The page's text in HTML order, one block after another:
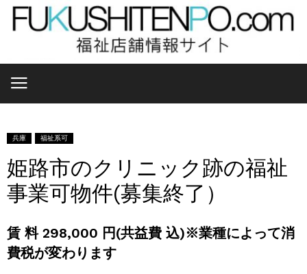
兵庫 福祉系可
姫路市のクリニック跡の福祉
事業可物件(募集終了）
賃 料 298,000 円(共益費 込)※業種によって消
費税が変わります